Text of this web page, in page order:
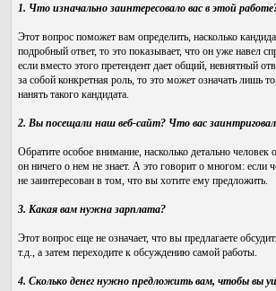
1. Что изначально заинтересовало вас в этой
Этот вопрос поможет вам определить, насколько
подробный ответ, то это показывает, что он уже навел
если вместо этого претендент дает общий, невнятный
за собой конкретная роль, то это может означать лишь
нанять такого кандидата.
2. Вы посещали наш веб-сайт? Что вас
Обратите особое внимание, насколько детально человек
он ничего о нем не знает. А это говорит о многом: если
не заинтересован в том, что вы хотите ему предложить.
3. Какая вам нужна зарплата?
Этот вопрос еще не означает, что вы предлагаете
т.д., а затем переходите к обсуждению самой работы.
4. Сколько денег нужно предложить вам, чтобы вы